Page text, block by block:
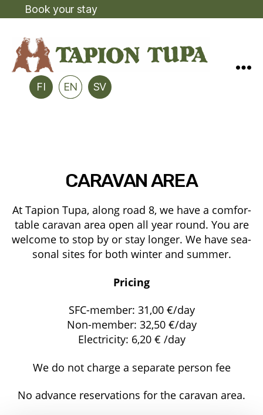
Book your stay
FI EN SV
CARAVAN AREA
At Tapion Tupa, along road 8, we have a com­for­
table cara­van area open all year round. You are
welco­me to stop by or stay lon­ger. We have sea­
so­nal sites for both win­ter and summer.
Pricing
SFC-mem­ber: 31,00 €/day
Non-mem­ber: 32,50 €/day
Elect­rici­ty: 6,20 € /day
We do not char­ge a sepa­ra­te per­son fee
No advance reser­va­tions for the cara­van area.